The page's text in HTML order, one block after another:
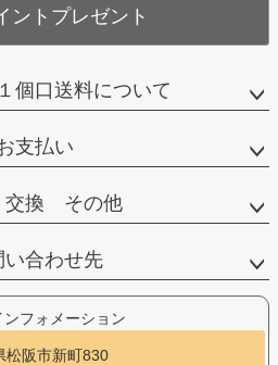
ントプレゼント
個口送料について
支払い
交換 その他
い合わせ先
ンフォメーション
松阪市新町830